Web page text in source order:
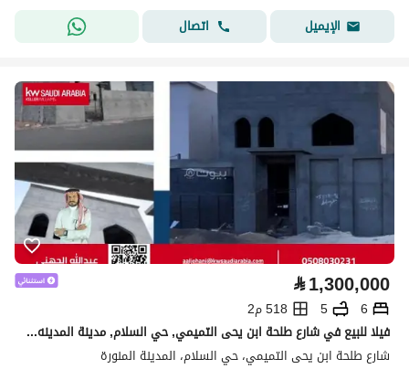
الإيميل
اتصال
⃁1,300,000
6
5
518 م2
فيلا للبيع في شارع طلحة ابن يحى التميمي, حي السلام, مدينة المدينه المنوره, منطقة المدينة المنورة
شارع طلحة ابن يحى التميمي، حي السلام، المدينة المنورة